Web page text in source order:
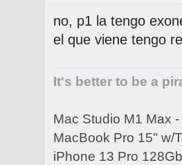
no, p1 la tengo
el que viene tengo
It's better to be a
Mac Studio M1 Max
MacBook Pro 15" w/
iPhone 13 Pro